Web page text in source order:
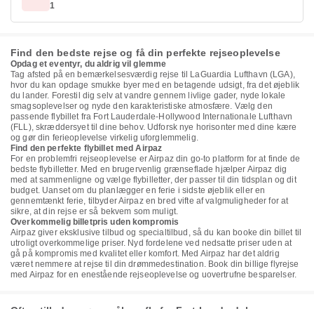
1
Find den bedste rejse og få din perfekte rejseoplevelse
Opdag et eventyr, du aldrig vil glemme
Tag afsted på en bemærkelsesværdig rejse til LaGuardia Lufthavn (LGA),
hvor du kan opdage smukke byer med en betagende udsigt, fra det øjeblik
du lander. Forestil dig selv at vandre gennem livlige gader, nyde lokale
smagsoplevelser og nyde den karakteristiske atmosfære. Vælg den
passende flybillet fra Fort Lauderdale-Hollywood Internationale Lufthavn
(FLL), skræddersyet til dine behov. Udforsk nye horisonter med dine kære
og gør din ferieoplevelse virkelig uforglemmelig.
Find den perfekte flybillet med Airpaz
For en problemfri rejseoplevelse er Airpaz din go-to platform for at finde de
bedste flybilletter. Med en brugervenlig grænseflade hjælper Airpaz dig
med at sammenligne og vælge flybilletter, der passer til din tidsplan og dit
budget. Uanset om du planlægger en ferie i sidste øjeblik eller en
gennemtænkt ferie, tilbyder Airpaz en bred vifte af valgmuligheder for at
sikre, at din rejse er så bekvem som muligt.
Overkommelig billetpris uden kompromis
Airpaz giver eksklusive tilbud og specialtilbud, så du kan booke din billet til
utroligt overkommelige priser. Nyd fordelene ved nedsatte priser uden at
gå på kompromis med kvalitet eller komfort. Med Airpaz har det aldrig
været nemmere at rejse til din drømmedestination. Book din billige flyrejse
med Airpaz for en enestående rejseoplevelse og uovertrufne besparelser.